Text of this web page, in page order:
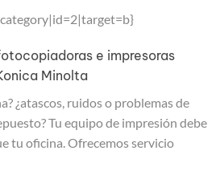
e impresoras
Minolta
¿atascos, ruidos o problemas de
Tu equipo de impresión debe
tu oficina. Ofrecemos servicio